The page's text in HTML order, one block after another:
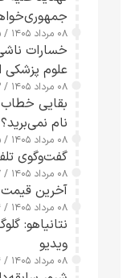
۰۸ مرداد ۱۴۰۵ / ۱۹:۳۵
خسارات
علوم پزشکی
۰۸ مرداد ۱۴۰۵ / ۱۹:۰۳
بقایی خطاب
نام نمی‌برید؟
۰۸ مرداد ۱۴۰۵ / ۱۸:۱۵
گفت‌وگوی
۰۸ مرداد ۱۴۰۵ / ۱۳:۲۷
آخرین قیمت طلا،
۰۸ مرداد ۱۴۰۵ / ۱۱:۳۴
نتانیاهو:
ویدیو
۰۸ مرداد ۱۴۰۵ / ۱۰:۵۴